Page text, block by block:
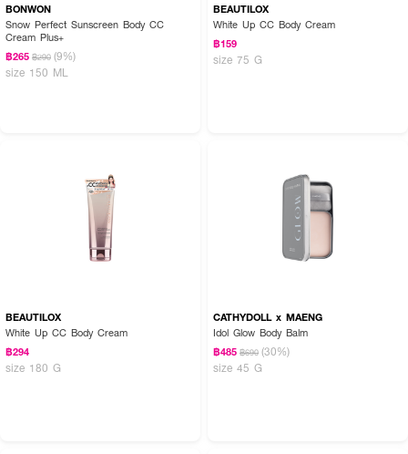
BONWON
Snow Perfect Sunscreen Body CC
Cream Plus+
฿265 ฿290 (9%)
size 150 ML
BEAUTILOX
White Up CC Body Cream
฿159
size 75 G
BEAUTILOX
White Up CC Body Cream
฿294
size 180 G
CATHYDOLL x MAENG
Idol Glow Body Balm
฿485 ฿690 (30%)
size 45 G